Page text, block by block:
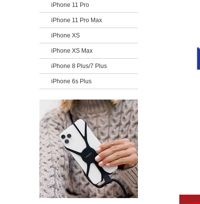
iPhone 11 Pro
iPhone 11 Pro Max
iPhone XS
iPhone XS Max
iPhone 8 Plus/7 Plus
iPhone 6s Plus